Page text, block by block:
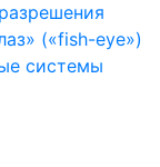
(«fish-eye»)
системы